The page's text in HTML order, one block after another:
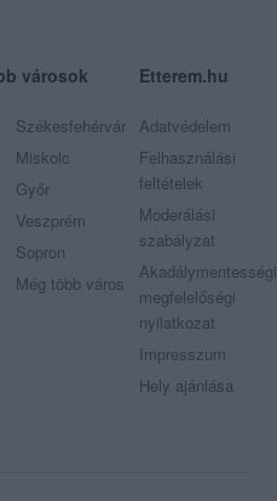
városok
Székesfehérvár
Miskolc
Győr
Veszprém
Sopron
Még több város
Etterem.hu
Adatvédelem
Felhasználási
feltételek
Moderálási
szabályzat
Akadálymentességi
megfelelőségi
nyilatkozat
Impresszum
Hely ajánlása